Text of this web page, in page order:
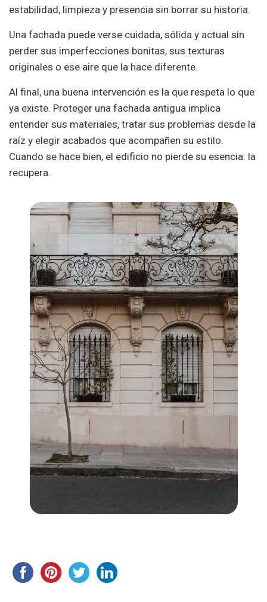
estabilidad, limpieza y presencia sin borrar su historia.
Una fachada puede verse cuidada, sólida y actual sin
perder sus imperfecciones bonitas, sus texturas
originales o ese aire que la hace diferente.
Al final, una buena intervención es la que respeta lo que
ya existe. Proteger una fachada antigua implica
entender sus materiales, tratar sus problemas desde la
raíz y elegir acabados que acompañen su estilo.
Cuando se hace bien, el edificio no pierde su esencia: la
recupera.